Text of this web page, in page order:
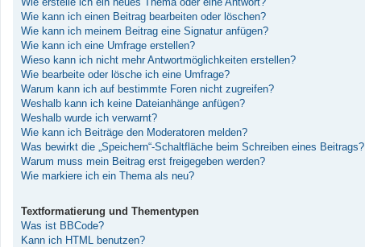
Wie kann ich einen Beitrag bearbeiten oder löschen?
Wie kann ich meinem Beitrag eine Signatur anfügen?
Wie kann ich eine Umfrage erstellen?
Wieso kann ich nicht mehr Antwortmöglichkeiten erstellen?
Wie bearbeite oder lösche ich eine Umfrage?
Warum kann ich auf bestimmte Foren nicht zugreifen?
Weshalb kann ich keine Dateianhänge anfügen?
Weshalb wurde ich verwarnt?
Wie kann ich Beiträge den Moderatoren melden?
Was bewirkt die „Speichern“-Schaltfläche beim Schreiben eines Beitrags?
Warum muss mein Beitrag erst freigegeben werden?
Wie markiere ich ein Thema als neu?
Textformatierung und Thementypen
Was ist BBCode?
Kann ich HTML benutzen?